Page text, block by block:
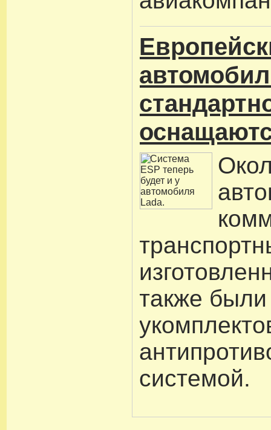
также были
системой.